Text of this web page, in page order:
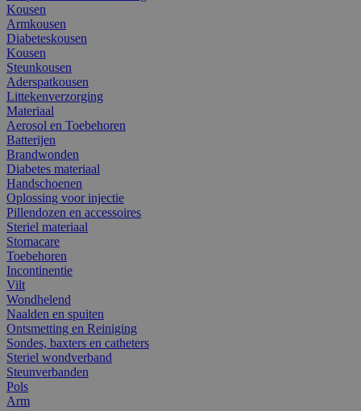
Kousen
Armkousen
Diabeteskousen
Kousen
Steunkousen
Aderspatkousen
Littekenverzorging
Materiaal
Aerosol en Toebehoren
Batterijen
Brandwonden
Diabetes materiaal
Handschoenen
Oplossing voor injectie
Pillendozen en accessoires
Steriel materiaal
Stomacare
Toebehoren
Incontinentie
Vilt
Wondhelend
Naalden en spuiten
Ontsmetting en Reiniging
Sondes, baxters en catheters
Steriel wondverband
Steunverbanden
Pols
Arm